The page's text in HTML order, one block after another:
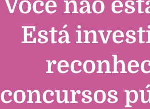
Você não
Está
concursos